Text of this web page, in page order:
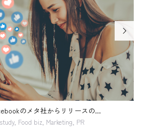
客単価アップ。キッカケは単純 だけど 奥深い
2023.05.08
